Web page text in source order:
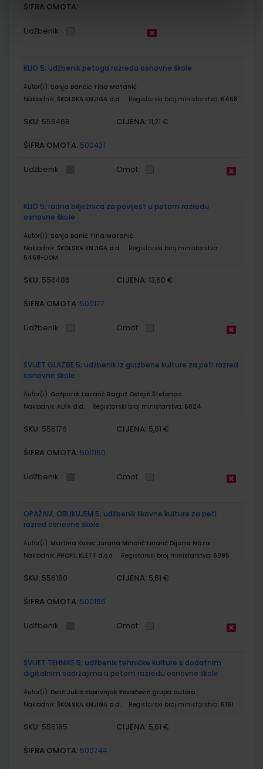
ŠIFRA OMOTA:
Udžbenik
KLIO 5; udžbenik petoga razreda osnovne škole
Autor(i): Sonja Bančić Tina Matanić
Nakladnik: ŠKOLSKA KNJIGA d.d. Registarski broj ministarstva: 6468
SKU: 556468 CIJENA: 11,21 €
ŠIFRA OMOTA: 500431
Udžbenik Omot
KLIO 5; radna bilježnica za povijest u petom razredu
osnovne škole
Autor(i): Sonja Banić Tina Matanić
Nakladnik: ŠKOLSKA KNJIGA d.d.
Registarski broj ministarstva:
6468-DOM
SKU: 556486 CIJENA: 13,60 €
ŠIFRA OMOTA: 500177
Udžbenik Omot
SVIJET GLAZBE 5; udžbenik iz glazbene kulture za peti razred
osnovne škole
Autor(i): Gašpardi Lazarić Raguž Ostojić Štefanac
Nakladnik: ALFA d.d. Registarski broj ministarstva: 6024
SKU: 556176 CIJENA: 5,61 €
ŠIFRA OMOTA: 500160
Udžbenik Omot
OPAŽAM, OBLIKUJEM 5; udžbenik likovne kulture za peti
razred osnovne škole
Autor(i): Martina Kosec Jurana Mihalić Linarić Dijana Nazor
Nakladnik: PROFIL KLETT d.o.o. Registarski broj ministarstva: 6095
SKU: 556180 CIJENA: 5,61 €
ŠIFRA OMOTA: 500166
Udžbenik Omot
SVIJET TEHNIKE 5; udžbenik tehničke kulture s dodatnim
digitalnim sadržajima u petom razredu osnovne škole
Autor(i): Delić Jukić Koprivnjak Kovačević grupa autora
Nakladnik: ŠKOLSKA KNJIGA d.d. Registarski broj ministarstva: 6161
SKU: 556185 CIJENA: 5,61 €
ŠIFRA OMOTA: 500744